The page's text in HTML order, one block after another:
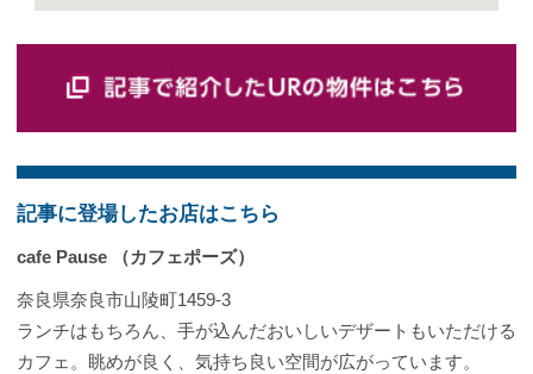
記事に登場したお店はこちら
cafe Pause （カフェポーズ）
奈良県奈良市山陵町1459-3
ランチはもちろん、手が込んだおいしいデザートもいただける
カフェ。眺めが良く、気持ち良い空間が広がっています。